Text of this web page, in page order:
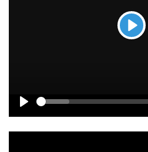
Play
Seek